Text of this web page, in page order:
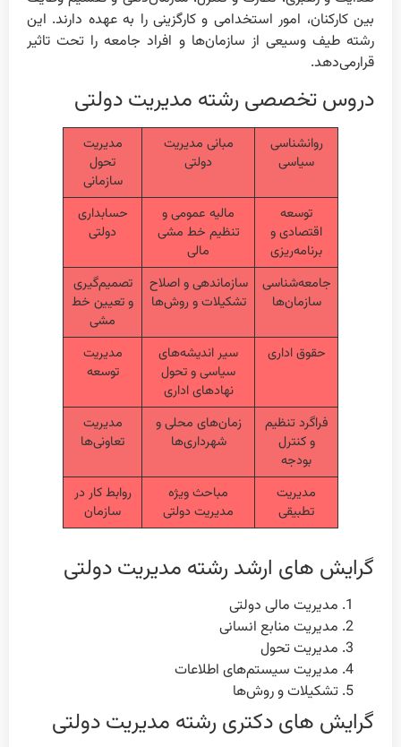
بین کارکنان، امور استخدامی و کارگزینی را به عهده دارند. این
رشته طیف وسیعی از سازمان‌ها و افراد جامعه را تحت تاثیر
قرارمی‌دهد.
دروس تخصصی رشته مدیریت دولتی
روانشناسی
سیاسی
مبانی مدیریت
دولتی
مدیریت
تحول
سازمانی
توسعه
اقتصادی و
برنامه‌ریزی
مالیه عمومی و
تنظیم خط مشی
مالی
حسابداری
دولتی
جامعه‌شناسی
سازمان‌ها
سازماندهی و اصلاح
تشکیلات و روش‌ها
تصمیم‌گیری
و تعیین خط
مشی
حقوق اداری
سیر اندیشه‌های
سیاسی و تحول
نهادهای اداری
مدیریت
توسعه
فراگرد تنظیم
و کنترل
بودجه
زمان‌های محلی و
شهرداری‌ها
مدیریت
تعاونی‌ها
مدیریت
تطبیقی
مباحث ویژه
مدیریت دولتی
روابط کار در
سازمان
گرایش های ارشد رشته مدیریت دولتی
مدیریت مالی دولتی
مدیریت منابع انسانی
مدیریت تحول
مدیریت سیستم‌های اطلاعات
تشکیلات و روش‌ها
گرایش های دکتری رشته مدیریت دولتی